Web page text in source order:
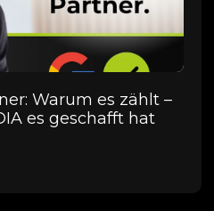
Warum es zählt –
es geschafft hat